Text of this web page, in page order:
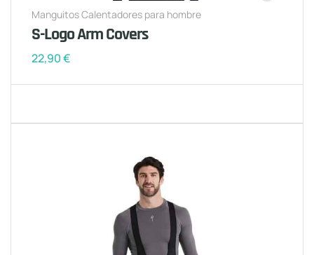
Manguitos Calentadores para hombre
S-Logo Arm Covers
22,90€